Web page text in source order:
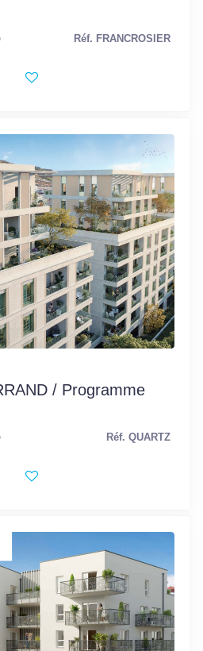
Réf. FRANCROSIER
/ Programme
Réf. QUARTZ